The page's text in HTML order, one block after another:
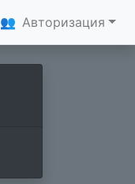
👥 Авторизация